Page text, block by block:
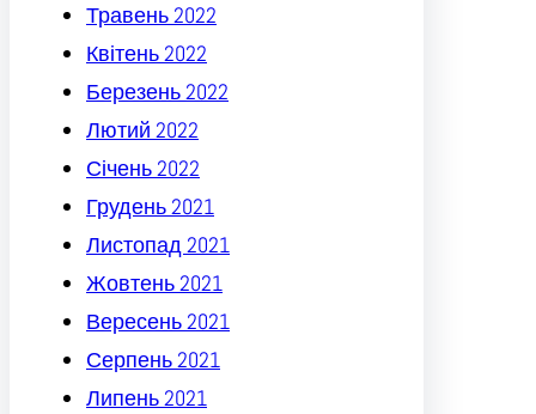
Травень 2022
Квітень 2022
Березень 2022
Лютий 2022
Січень 2022
Грудень 2021
Листопад 2021
Жовтень 2021
Вересень 2021
Серпень 2021
Липень 2021